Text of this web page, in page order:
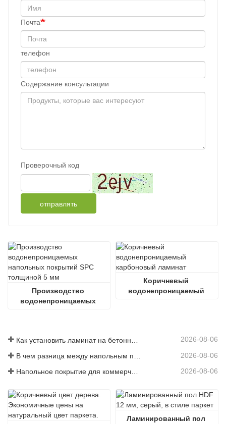
Почта
телефон
Содержание консультации
Проверочный код
отправлять
Производство
водонепроницаемых
Коричневый
водонепроницаемый
2026-08-06
2026-08-06
Напольное покрытие для коммерческой кухни 2026-08-06
Ламинированный пол